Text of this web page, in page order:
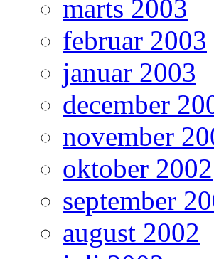
marts 2003
februar 2003
januar 2003
december
november
oktober 2002
september
august 2002